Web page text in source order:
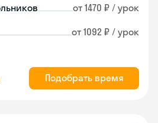
от 1470 ₽ / урок
от 1092 ₽ / урок
Подобрать время